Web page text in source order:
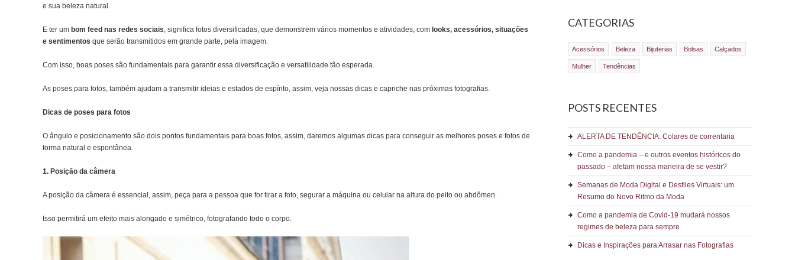
e sua beleza natural.
E ter um bom feed nas redes sociais, significa fotos diversificadas, que demonstrem vários momentos e atividades, com looks, acessórios, situações
e sentimentos que serão transmitidos em grande parte, pela imagem.
Com isso, boas poses são fundamentais para garantir essa diversificação e versatilidade tão esperada.
As poses para fotos, também ajudam a transmitir ideias e estados de espírito, assim, veja nossas dicas e capriche nas próximas fotografias.
Dicas de poses para fotos
O ângulo e posicionamento são dois pontos fundamentais para boas fotos, assim, daremos algumas dicas para conseguir as melhores poses e fotos de
forma natural e espontânea.
1. Posição da câmera
A posição da câmera é essencial, assim, peça para a pessoa que for tirar a foto, segurar a máquina ou celular na altura do peito ou abdômen.
Isso permitirá um efeito mais alongado e simétrico, fotografando todo o corpo.
CATEGORIAS
Acessórios Beleza Bijuterias Bolsas Calçados
Mulher Tendências
POSTS RECENTES
ALERTA DE TENDÊNCIA: Colares de correntaria
Como a pandemia – e outros eventos históricos do
passado – afetam nossa maneira de se vestir?
Semanas de Moda Digital e Desfiles Virtuais: um
Resumo do Novo Ritmo da Moda
Como a pandemia de Covid-19 mudará nossos
regimes de beleza para sempre
Dicas e Inspirações para Arrasar nas Fotografias